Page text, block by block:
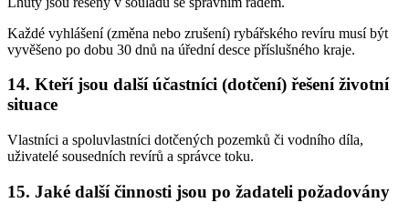
Každé vyhlášení (změna nebo zrušení) rybářského revíru musí být
vyvěšeno po dobu 30 dnů na úřední desce příslušného kraje.
14. Kteří jsou další účastníci (dotčení) řešení životní
situace
Vlastníci a spoluvlastníci dotčených pozemků či vodního díla,
uživatelé sousedních revírů a správce toku.
15. Jaké další činnosti jsou po žadateli požadovány